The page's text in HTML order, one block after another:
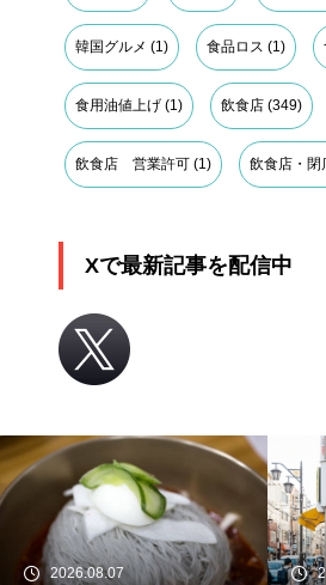
韓国グルメ (1) 食品ロス (1)
食用油値上げ (1) 飲食店 (349)
飲食店 営業許可 (1) 飲食店・閉
Xで最新記事を配信中
2026.08.07